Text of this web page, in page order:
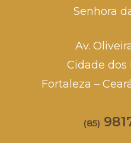
Senhora
Av.
Cidade dos
Fortaleza –
(85)